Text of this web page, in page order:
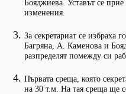
Бояджиева. Уставът се
изменения.
За секретариат се избраха
Багряна, А. Каменова и
разпределят помежду си
Първата среща, която
на 30 т.м. На тая среща ще